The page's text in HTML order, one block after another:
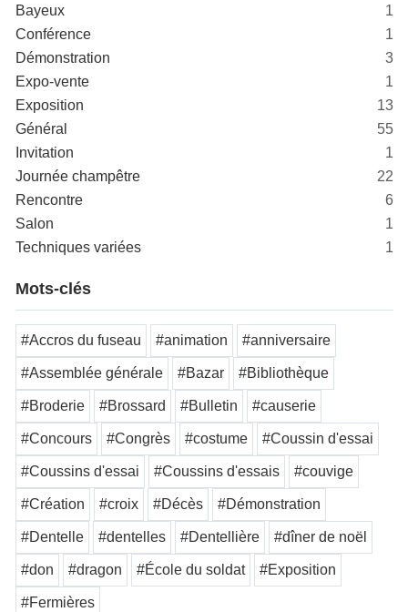
Bayeux
1
Conférence
1
Démonstration
3
Expo-vente
1
Exposition
13
Général
55
Invitation
1
Journée champêtre
22
Rencontre
6
Salon
1
Techniques variées
1
Mots-clés
#Accros du fuseau #animation #anniversaire
#Assemblée générale #Bazar #Bibliothèque
#Broderie #Brossard #Bulletin #causerie
#Concours #Congrès #costume #Coussin d'essai
#Coussins d'essai #Coussins d'essais #couvige
#Création #croix #Décès #Démonstration
#Dentelle #dentelles #Dentellière #dîner de noël
#don #dragon #École du soldat #Exposition
#Fermières